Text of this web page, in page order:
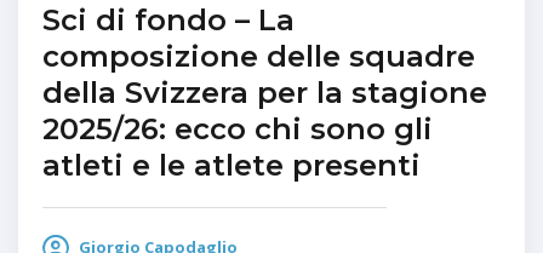
Sci di fondo – La
composizione delle squadre
della Svizzera per la stagione
2025/26: ecco chi sono gli
atleti e le atlete presenti
Giorgio Capodaglio